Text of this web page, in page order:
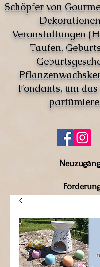
Schöpfer von
Veranstaltungen
Taufen,
Fondants, um